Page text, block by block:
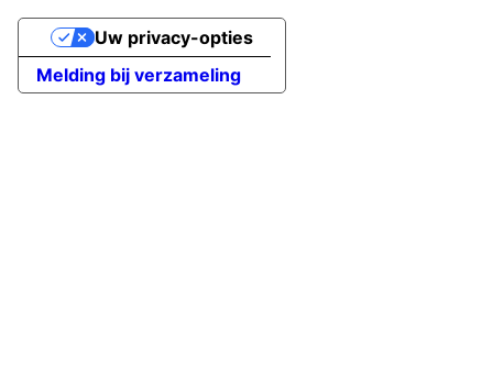
Melding bij verzameling
Uw privacy-opties